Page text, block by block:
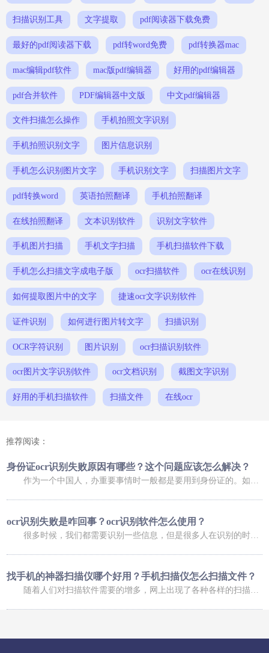
扫描识别工具 文字提取 pdf阅读器下载免费
最好的pdf阅读器下载 pdf转word免费 pdf转换器mac
mac编辑pdf软件 mac版pdf编辑器 好用的pdf编辑器
pdf合并软件 PDF编辑器中文版 中文pdf编辑器
文件扫描怎么操作 手机拍照文字识别
手机拍照识别文字 图片信息识别
手机怎么识别图片文字 手机识别文字 扫描图片文字
pdf转换word 英语拍照翻译 手机拍照翻译
在线拍照翻译 文本识别软件 识别文字软件
手机图片扫描 手机文字扫描 手机扫描软件下载
手机怎么扫描文字成电子版 ocr扫描软件 ocr在线识别
如何提取图片中的文字 捷速ocr文字识别软件
证件识别 如何进行图片转文字 扫描识别
OCR字符识别 图片识别 ocr扫描识别软件
ocr图片文字识别软件 ocr文档识别 截图文字识别
好用的手机扫描软件 扫描文件 在线ocr
推荐阅读：
身份证ocr识别失败原因有哪些？这个问题应该怎么解决？
ocr识别失败是咋回事？ocr识别软件怎么使用？
找手机的神器扫描仪哪个好用？手机扫描仪怎么扫描文件？